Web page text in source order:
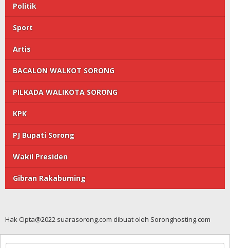
Politik
Sport
Artis
BACALON WALKOT SORONG
PILKADA WALIKOTA SORONG
KPK
PJ Bupati Sorong
Wakil Presiden
Gibran Rakabuming
Hak Cipta@2022 suarasorong.com dibuat oleh Soronghosting.com